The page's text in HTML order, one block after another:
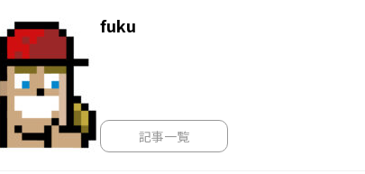
fuku
記事一覧